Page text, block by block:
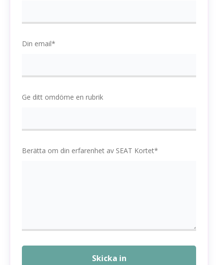
Din email*
Ge ditt omdöme en rubrik
Berätta om din erfarenhet av SEAT Kortet*
Skicka in